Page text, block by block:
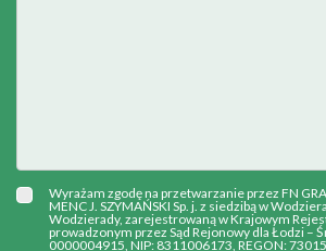
Wyrażam zgodę na przetwarzanie przez FN
MENC J. SZYMAŃSKI Sp. j. z siedzibą w
Wodzierady, zarejestrowaną w Krajowym
prowadzonym przez Sąd Rejonowy dla Łodzi –
0000004915, NIP: 8311006173, REGON: